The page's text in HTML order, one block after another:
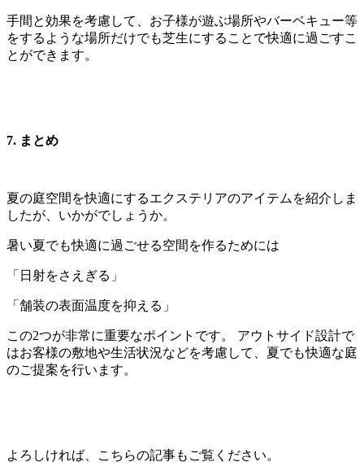
手間と効果を考慮して、お子様が遊ぶ場所やバーベキュー等
をするような場所だけでも芝生にすることで快適に過ごすこ
とができます。
7. まとめ
夏の庭空間を快適にするエクステリアのアイテムを紹介しま
したが、いかがでしょうか。
暑い夏でも快適に過ごせる空間を作るためには
「日射をさえぎる」
「舗装の表面温度を抑える」
この2つが非常に重要なポイントです。 アウトサイド設計で
はお客様の敷地や生活状況などを考慮して、夏でも快適な庭
のご提案を行います。
よろしければ、こちらの記事もご覧ください。